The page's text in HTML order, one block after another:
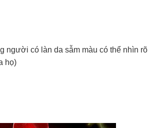
người có làn da sẫm màu có thể nhìn rõ
họ)